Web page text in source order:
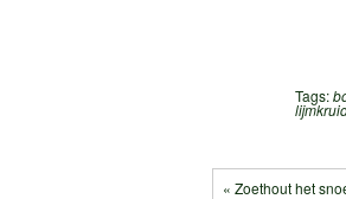
Tags:
« Zoethout het